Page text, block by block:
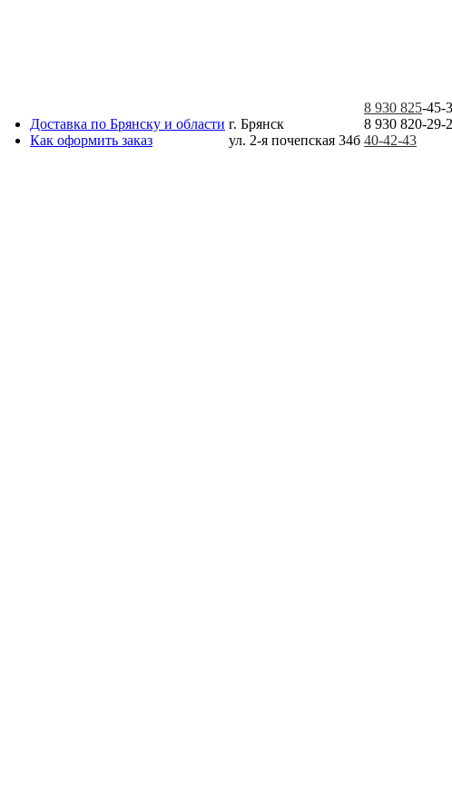
Доставка по Брянску и области
Как оформить заказ
г. Брянск
ул. 2-я почепская 34б
8 930 825-45-
8 930 820-29-
40-42-43